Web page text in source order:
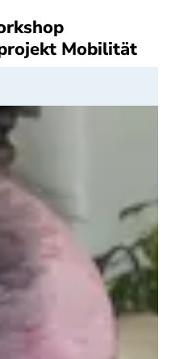
Mobilität